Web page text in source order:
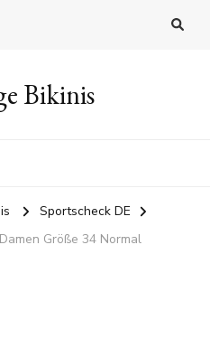
Bikinis
Sportscheck DE
Größe 34 Normal